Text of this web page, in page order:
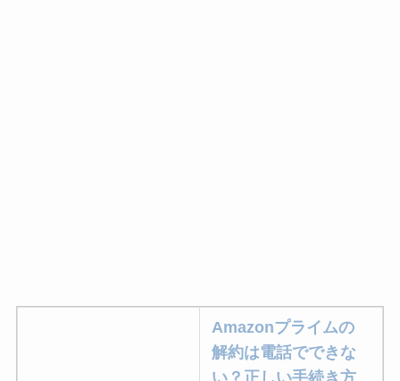
Amazonプライムの
解約は電話でできな
い？正しい手続き方